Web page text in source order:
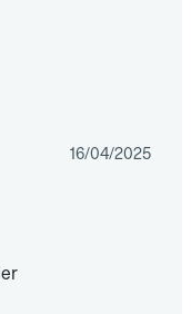
16/04/2025